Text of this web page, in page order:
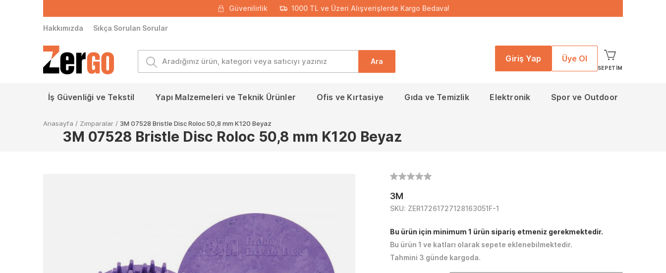
Güvenilirlik 1000 TL ve Üzeri Alışverişlerde Kargo Bedava!
Hakkımızda Sıkça Sorulan Sorular
Ara Giriş Yap Üye Ol
SEPETIM
İş Güvenliği ve Tekstil Yapı Malzemeleri ve Teknik Ürünler Ofis ve Kırtasiye Gıda ve Temizlik Elektronik Spor ve Outdoor
Anasayfa / Zımparalar / 3M 07528 Bristle Disc Roloc 50,8 mm K120 Beyaz
3M 07528 Bristle Disc Roloc 50,8 mm K120 Beyaz
3M
SKU: ZER17261727128163051F-1
Bu ürün için minimum 1 ürün sipariş etmeniz gerekmektedir.
Bu ürün 1 ve katları olarak sepete eklenebilmektedir.
Tahmini 3 günde kargoda.